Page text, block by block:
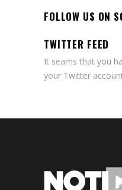
FOLLOW US ON
TWITTER FEED
It seams that you
your Twitter